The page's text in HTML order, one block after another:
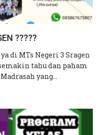
?????
di MTs Negeri 3 Sragen
tahu dan paham
yang…